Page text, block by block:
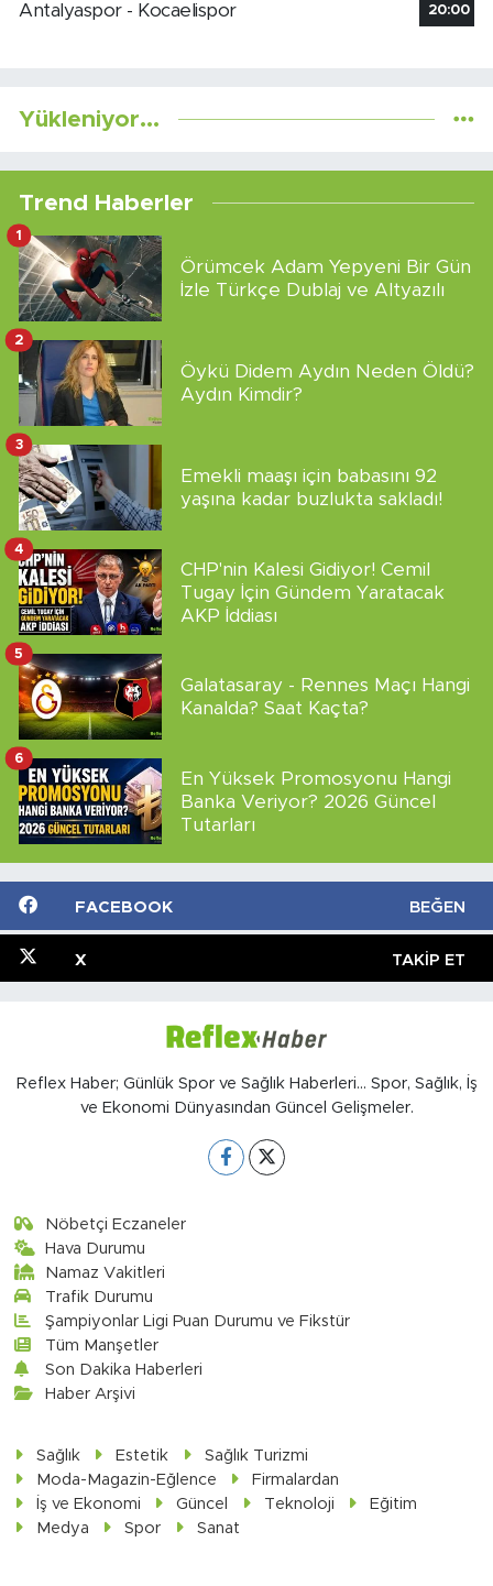
Antalyaspor - Kocaelispor 20:00
Yükleniyor...
Trend Haberler
Örümcek Adam Yepyeni Bir Gün
İzle Türkçe Dublaj ve Altyazılı
1
Öykü Didem Aydın Neden Öldü?
Aydın Kimdir?
2
Emekli maaşı için babasını 92
yaşına kadar buzlukta sakladı!
3
CHP'nin Kalesi Gidiyor! Cemil
Tugay İçin Gündem Yaratacak
AKP İddiası
4
Galatasaray - Rennes Maçı Hangi
Kanalda? Saat Kaçta?
5
En Yüksek Promosyonu Hangi
Banka Veriyor? 2026 Güncel
Tutarları
6
FACEBOOK BEĞEN
X TAKIP ET
Reflex Haber; Günlük Spor ve Sağlık Haberleri... Spor, Sağlık, İş
ve Ekonomi Dünyasından Güncel Gelişmeler.
Nöbetçi Eczaneler
Hava Durumu
Namaz Vakitleri
Trafik Durumu
Şampiyonlar Ligi Puan Durumu ve Fikstür
Tüm Manşetler
Son Dakika Haberleri
Haber Arşivi
Sağlık Estetik
Sağlık Turizmi
Moda-Magazin-Eğlence
Firmalardan
İş ve Ekonomi
Güncel Teknoloji
Eğitim
Medya
Spor Sanat